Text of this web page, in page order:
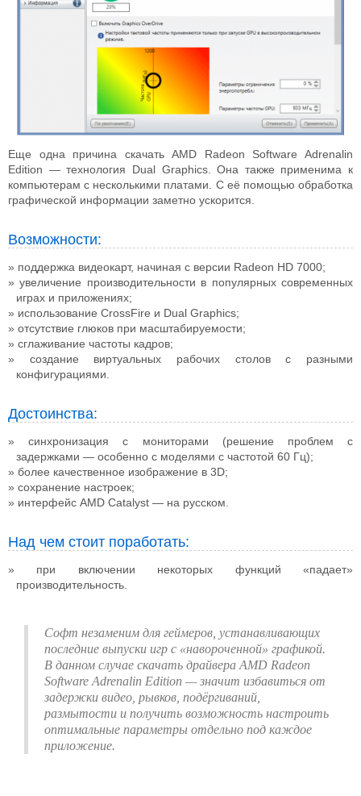
Еще одна причина скачать AMD Radeon Software Adrenalin
Edition — технология Dual Graphics. Она также применима к
компьютерам с несколькими платами. С её помощью обработка
графической информации заметно ускорится.
Возможности:
поддержка видеокарт, начиная с версии Radeon HD 7000;
увеличение производительности в популярных современных
играх и приложениях;
использование CrossFire и Dual Graphics;
отсутствие глюков при масштабируемости;
сглаживание частоты кадров;
создание виртуальных рабочих столов с разными
конфигурациями.
Достоинства:
синхронизация с мониторами (решение проблем с
задержками — особенно с моделями с частотой 60 Гц);
более качественное изображение в 3D;
сохранение настроек;
интерфейс AMD Catalyst — на русском.
Над чем стоит поработать:
при включении некоторых функций «падает»
производительность.
Софт незаменим для геймеров, устанавливающих
последние выпуски игр с «навороченной» графикой.
В данном случае скачать драйвера AMD Radeon
Software Adrenalin Edition — значит избавиться от
задержки видео, рывков, подёргиваний,
размытости и получить возможность настроить
оптимальные параметры отдельно под каждое
приложение.